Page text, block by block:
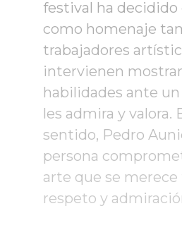
festival ha
como homenaje
trabajadores
intervienen
habilidades ante
les admira y valora.
sentido, Pedro
persona
arte que se merece
respeto y